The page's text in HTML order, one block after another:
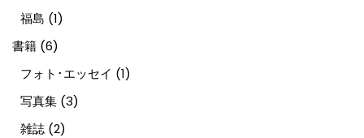
福島 (1)
書籍 (6)
フォト･エッセイ (1)
写真集 (3)
雑誌 (2)